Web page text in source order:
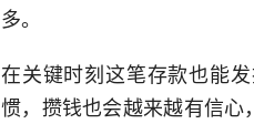
多。
在关键时刻这笔存款也能
惯，攒钱也会越来越有信